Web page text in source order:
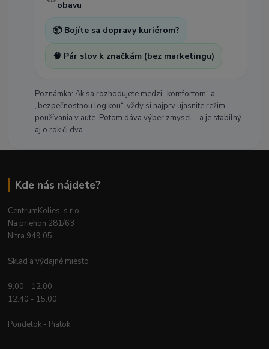
obavu
📦 Bojíte sa dopravy kuriérom?
🧠 Pár slov k značkám (bez marketingu)
Poznámka: Ak sa rozhodujete medzi „komfortom“ a
„bezpečnostnou logikou“, vždy si najprv ujasnite režim
používania v aute. Potom dáva výber zmysel – a je stabilný
aj o rok či dva.
Kde nás nájdete?
CentrumKolies, s.r.o.
Na priehon 281/63
Nitra 949 05
Sklad a výdajné miesto
9.00 - 12.00
12.40 - 15.00
Pondelok - Piatok